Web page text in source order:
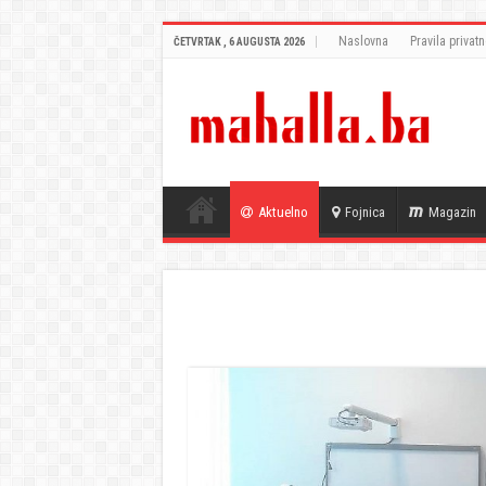
ČETVRTAK , 6 AUGUSTA 2026 Naslovna Pravila
Aktuelno Fojnica Magazin